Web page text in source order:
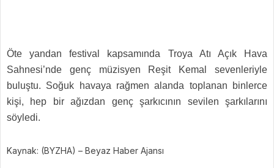
Öte yandan festival kapsamında Troya Atı Açık Hava
Sahnesi’nde genç müzisyen Reşit Kemal sevenleriyle
buluştu. Soğuk havaya rağmen alanda toplanan binlerce
kişi, hep bir ağızdan genç şarkıcının sevilen şarkılarını
söyledi.
Kaynak: (BYZHA) – Beyaz Haber Ajansı